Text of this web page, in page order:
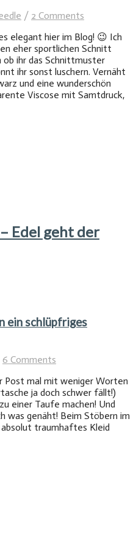
/ 2 Comments
elegant hier im Blog! 😉 Ich
eher sportlichen Schnitt
ihr das Schnittmuster
ihr sonst luschern. Vernäht
und eine wunderschön
Viscose mit Samtdruck,
Edel geht der
ein schlüpfriges
6 Comments
Post mal mit weniger Worten
ja doch schwer fällt!)
einer Taufe machen! Und
was genäht! Beim Stöbern im
traumhaftes Kleid